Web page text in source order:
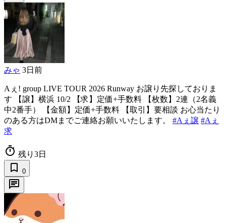
みゃ 3日前
Aぇ! group LIVE TOUR 2026 Runway お譲り先探しておりま
す 【譲】横浜 10/2 【求】定価+手数料 【枚数】2連（2名義
中2番手） 【金額】定価+手数料 【取引】要相談 お心当たり
のある方はDMまでご連絡お願いいたします。 #Aぇ譲 #Aぇ
求
timer 残り3日
bookmark_border 0
chat